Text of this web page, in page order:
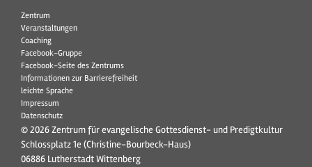
Zentrum
Veranstaltungen
Coaching
Facebook-Gruppe
Facebook-Seite des Zentrums
Informationen zur Barrierefreiheit
leichte Sprache
Impressum
Datenschutz
© 2026 Zentrum für evangelische Gottesdienst- und Predigtkultur
Schlossplatz 1e (Christine-Bourbeck-Haus)
06886 Lutherstadt Wittenberg